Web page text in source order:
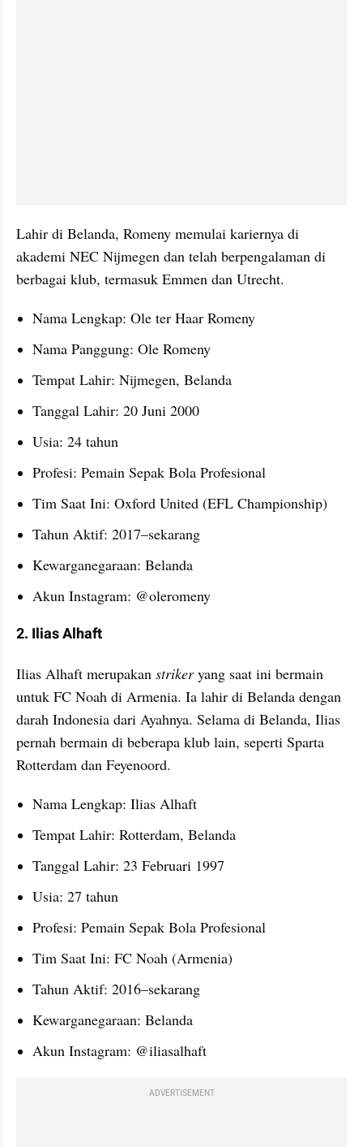
Lahir di Belanda, Romeny memulai kariernya di
akademi NEC Nijmegen dan telah berpengalaman di
berbagai klub, termasuk Emmen dan Utrecht.
Nama Lengkap: Ole ter Haar Romeny
Nama Panggung: Ole Romeny
Tempat Lahir: Nijmegen, Belanda
Tanggal Lahir: 20 Juni 2000
Usia: 24 tahun
Profesi: Pemain Sepak Bola Profesional
Tim Saat Ini: Oxford United (EFL Championship)
Tahun Aktif: 2017–sekarang
Kewarganegaraan: Belanda
Akun Instagram: @oleromeny
2. Ilias Alhaft
Ilias Alhaft merupakan striker yang saat ini bermain
untuk FC Noah di Armenia. Ia lahir di Belanda dengan
darah Indonesia dari Ayahnya. Selama di Belanda, Ilias
pernah bermain di beberapa klub lain, seperti Sparta
Rotterdam dan Feyenoord.
Nama Lengkap: Ilias Alhaft
Tempat Lahir: Rotterdam, Belanda
Tanggal Lahir: 23 Februari 1997
Usia: 27 tahun
Profesi: Pemain Sepak Bola Profesional
Tim Saat Ini: FC Noah (Armenia)
Tahun Aktif: 2016–sekarang
Kewarganegaraan: Belanda
Akun Instagram: @iliasalhaft
ADVERTISEMENT